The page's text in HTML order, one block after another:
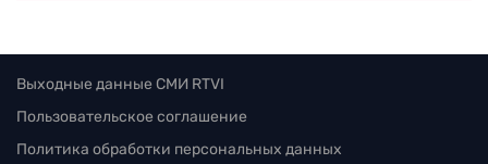
Выходные данные СМИ RTVI
Пользовательское соглашение
Политика обработки персональных данных